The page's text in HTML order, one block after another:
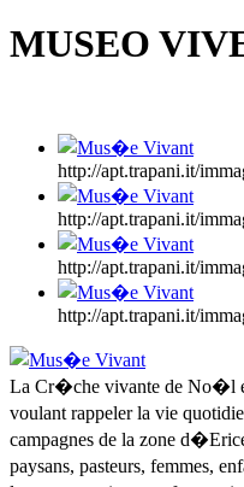
MUSEO
http://apt.trapani.it/
http://apt.trapani.it/
http://apt.trapani.it/
http://apt.trapani.it/
La Cr�che vivante de
voulant rappeler la vie
campagnes de la zone
paysans, pasteurs, femmes,